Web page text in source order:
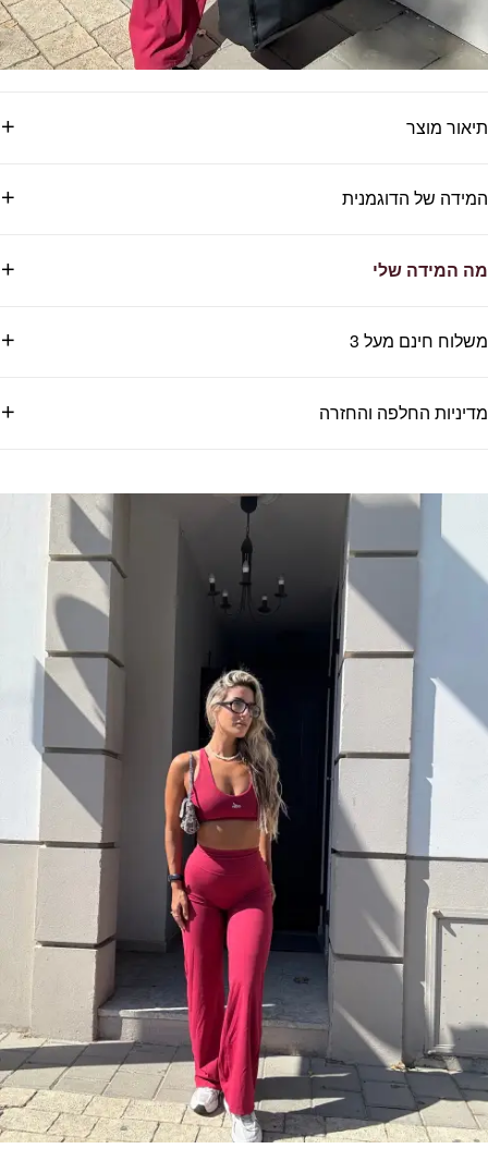
תיאור מוצר
המידה של הדוגמנית
מה המידה שלי
משלוח חינם מעל 3
מדיניות החלפה והחזרה